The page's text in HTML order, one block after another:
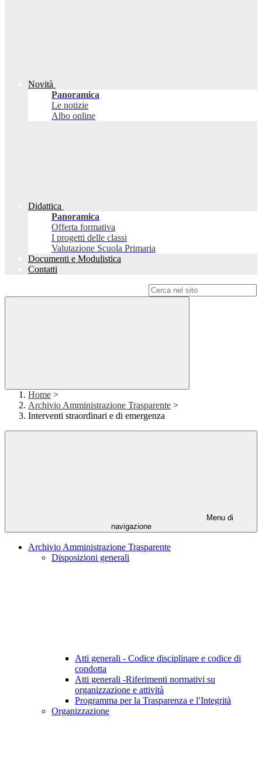
Novità
Panoramica
Le notizie
Albo online
Didattica
Panoramica
Offerta formativa
I progetti delle classi
Valutazione Scuola Primaria
Documenti e Modulistica
Contatti
Home >
Archivio Amministrazione Trasparente >
Interventi straordinari e di emergenza
Menu di
navigazione
Archivio Amministrazione Trasparente
Disposizioni generali
Atti generali - Codice disciplinare e codice di
condotta
Atti generali -Riferimenti normativi su
organizzazione e attività
Programma per la Trasparenza e l′Integrità
Organizzazione